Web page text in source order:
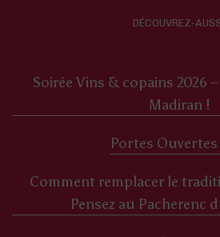
DÉCOUVREZ-
Soirée Vins & copains 2026
Madiran !
Portes Ouvertes
Comment remplacer le
Pensez au Pacherenc